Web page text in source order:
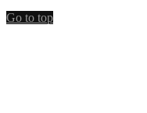
Go to top